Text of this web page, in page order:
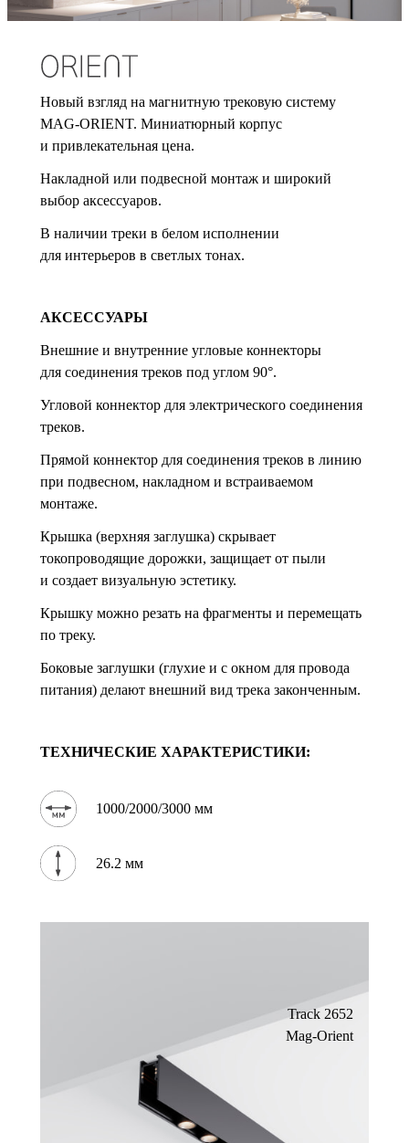
Track 2652
Mag-Orient
Новый взгляд на магнитную трековую систему
MAG-ORIENT. Миниатюрный корпус
и привлекательная цена.
Накладной или подвесной монтаж и широкий
выбор аксессуаров.
В наличии треки в белом исполнении
для интерьеров в светлых тонах.
АКСЕССУАРЫ
Внешние и внутренние угловые коннекторы
для соединения треков под углом 90°.
Угловой коннектор для электрического соединения
треков.
Прямой коннектор для соединения треков в линию
при подвесном, накладном и встраиваемом
монтаже.
Крышка (верхняя заглушка) скрывает
токопроводящие дорожки, защищает от пыли
и создает визуальную эстетику.
Крышку можно резать на фрагменты и перемещать
по треку.
Боковые заглушки (глухие и с окном для провода
питания) делают внешний вид трека законченным.
ТЕХНИЧЕСКИЕ ХАРАКТЕРИСТИКИ:
1000/2000/3000 мм
26.2 мм